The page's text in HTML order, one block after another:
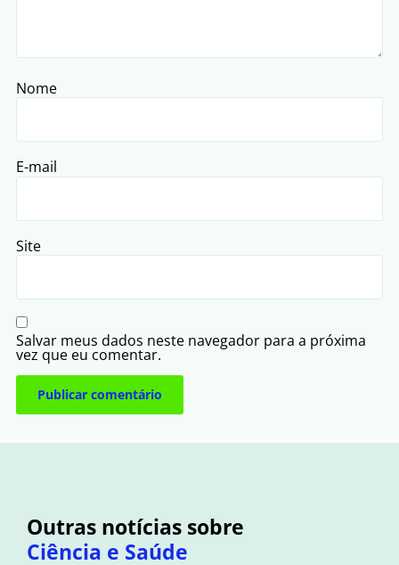
Nome
E-mail
Site
Salvar meus dados neste navegador para a próxima
vez que eu comentar.
Outras notícias sobre
Ciência e Saúde